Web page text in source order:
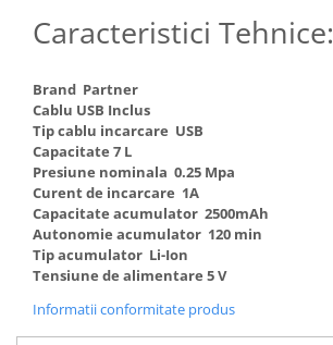
Truse de lipit PPR
Vibratoare beton
Masini de spalat rufe cu uscator
Uscatoare de rufe
Pachete electrocasnice
incorporabile
Seturi oale
SANDWICH MAKER
Storcatoare de fructe
Televizoare
Caracteristici Tehnice:
Brand Partner
Cablu USB Inclus
Tip cablu incarcare USB
Capacitate 7 L
Presiune nominala 0.25 Mpa
Curent de incarcare 1A
Capacitate acumulator 2500mAh
Autonomie acumulator 120 min
Tip acumulator Li-Ion
Tensiune de alimentare 5 V
Informatii conformitate produs